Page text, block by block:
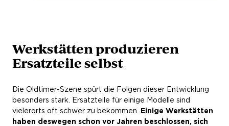
Werkstätten produzieren
Ersatzteile selbst
Die Oldtimer-Szene spürt die Folgen dieser Entwicklung
besonders stark. Ersatzteile für einige Modelle sind
vielerorts oft schwer zu bekommen. Einige Werkstätten
haben deswegen schon vor Jahren beschlossen, sich